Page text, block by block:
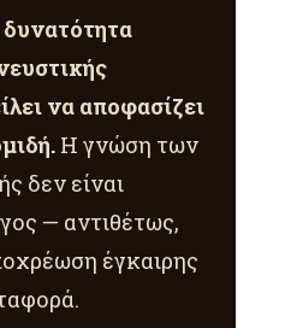
να αποφασίζει
Η γνώση των
δεν είναι
— αντιθέτως,
έγκαιρης